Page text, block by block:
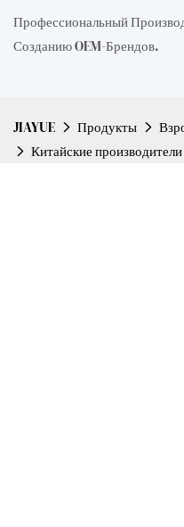
Профессиональный
Созданию OEM-Брендов.
JIAYUE Продукты
Китайские